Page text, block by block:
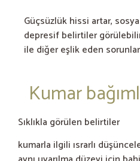
Güçsüzlük hissi artar,
depresif belirtiler
ile diğer eşlik eden
Kumar
Sıklıkla görülen belirtiler
kumarla ilgili ısrarlı